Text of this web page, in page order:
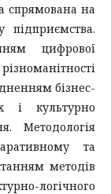
спрямована на
підприємства.
цифрової
бізнес-
і культурно
Методологія
та
методів
логічного